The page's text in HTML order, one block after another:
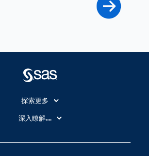
探索更多
About SAS
SAS Viya
深入瞭解....